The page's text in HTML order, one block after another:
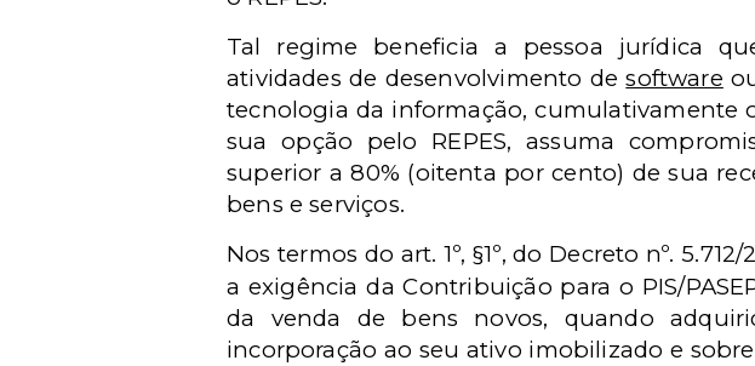
Tal regime beneficia a pessoa jurídica
atividades de desenvolvimento desoftware
tecnologia da informação, cumulativamente
sua opção pelo REPES, assuma
superior a 80% (oitenta por cento) de sua
bens e serviços.
Nos termos do art. 1º, §1º, do Decreto nº. 5.712/
a exigência da Contribuição para o PIS/
da venda de bens novos, quando
incorporação ao seu ativo imobilizado e